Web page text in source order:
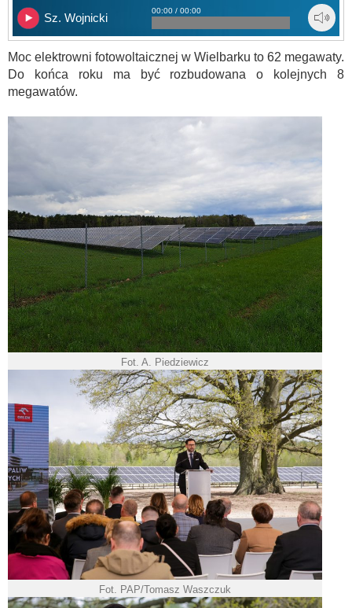
Sz. Wojnicki
00:00 / 00:00
Moc elektrowni fotowoltaicznej w Wielbarku to 62 megawaty.
Do końca roku ma być rozbudowana o kolejnych 8
megawatów.
Fot. A. Piedziewicz
Fot. PAP/Tomasz Waszczuk